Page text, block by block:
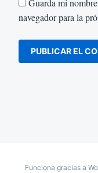
Guarda mi
navegador para la
Funciona gracias a